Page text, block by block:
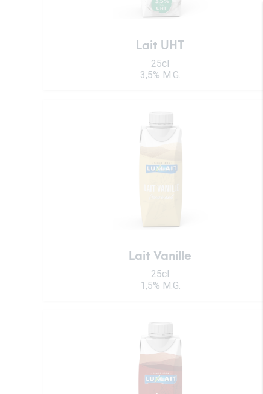
Lait UHT
25cl
3,5% M.G.
Lait Vanille
25cl
1,5% M.G.